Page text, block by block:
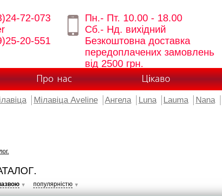
72-073
20-551
Пн.- Пт. 10.00 - 18.00
Сб.- Нд. вихідний
Безкоштовна доставка
передоплачених замовлень
від 2500 грн.
Про нас Цікаво
Мілавіца Aveline Ангела Luna Lauma Nana
▼ популярністю ▼